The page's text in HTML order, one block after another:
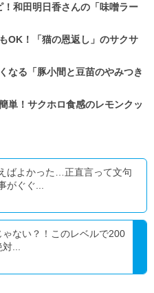
和田明日香さんの「味噌ラー
OK！「猫の恩返し」のサクサ
なる「豚小間と豆苗のやみつき
単！サクホロ食感のレモンクッ
ばよかった…正直言って文句
ぐぐ...
ない？！このレベルで200
...